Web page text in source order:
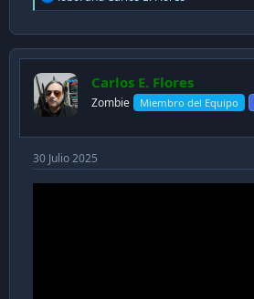
e
c
t
o
n
s
Carlos E. Flores
Zombie Miembro del Equipo
30 Julio 2025